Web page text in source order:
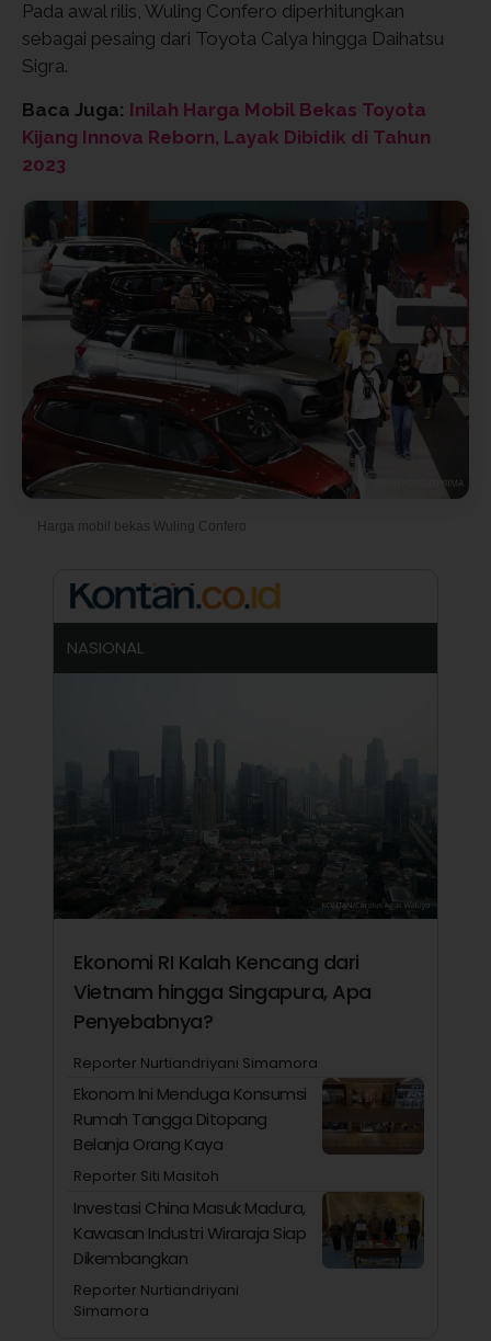
Pada awal rilis, Wuling Confero diperhitungkan
sebagai pesaing dari Toyota Calya hingga Daihatsu
Sigra.
Baca Juga: Inilah Harga Mobil Bekas Toyota
Kijang Innova Reborn, Layak Dibidik di Tahun
2023
Harga mobil bekas Wuling Confero
NASIONAL
Ekonomi RI Kalah Kencang dari
Vietnam hingga Singapura, Apa
Penyebabnya?
Reporter Nurtiandriyani Simamora
Ekonom Ini Menduga Konsumsi
Rumah Tangga Ditopang
Belanja Orang Kaya
Reporter Siti Masitoh
Investasi China Masuk Madura,
Kawasan Industri Wiraraja Siap
Dikembangkan
Reporter Nurtiandriyani
Simamora